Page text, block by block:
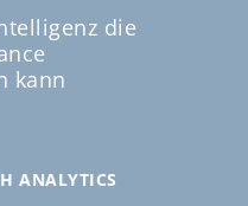
die
kann
ANALYTICS